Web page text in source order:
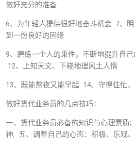
做好充分的准备
6、为年轻人提供很好地奋斗机会 7、
到一份良好的因缘
9、磨练一个人的秉性，不断地提升自
12、上知天文、下晓地理风土人情
13、既能熬夜又能早起 14、守得住忙
做好货代业务员的几点技巧：
一、货代业务员必备的知识与心理素
神; 五、调整自己的心态：积极、乐观